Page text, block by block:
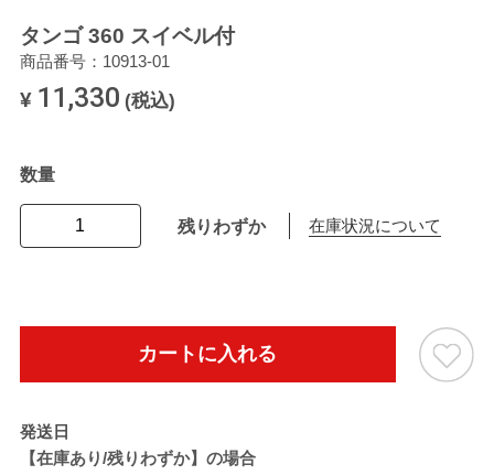
タンゴ 360 スイベル付
商品番号：10913-01
¥ 11,330 (税込)
数量
残りわずか 在庫状況について
カートに入れる
発送日
【在庫あり/残りわずか】の場合